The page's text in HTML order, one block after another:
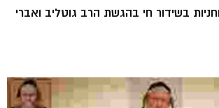
בשידור חי בהגשת הרב גוטליב ואברי